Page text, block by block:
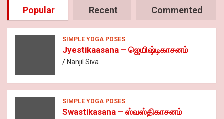
Popular Recent Commented
SIMPLE YOGA POSES
Jyestikaasana – ஜெயிஷ்டிகாசனம்
Nanjil Siva
SIMPLE YOGA POSES
Swastikasana – ஸ்வஸ்திகாசனம்